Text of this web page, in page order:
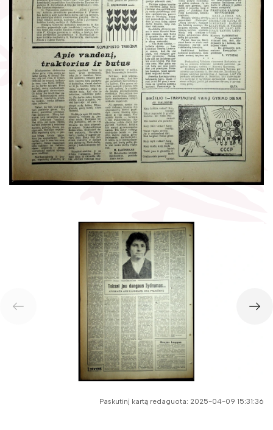
Gaunami periodiniai leidiniai
Tarpbibliotekinis abonementas
Knygomatai
Internetas
Klubai
Literatų klubas „Polėkis“
Interaktyvi kelionė
Gabrielės Petkevičaitės-Bitės literatūrinė
premija
Bibliotekos 70-metis
Virtuali biblioteka
Paskutinį kartą redaguota: 2025-04-09 15:31:36